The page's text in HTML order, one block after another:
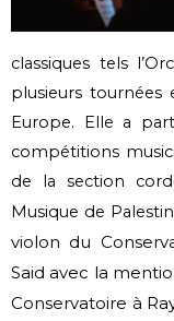
classiques tels
plusieurs tournées
Europe. Elle a
compétitions
de la section
Musique de
violon du
Saidavec la
Conservatoire à